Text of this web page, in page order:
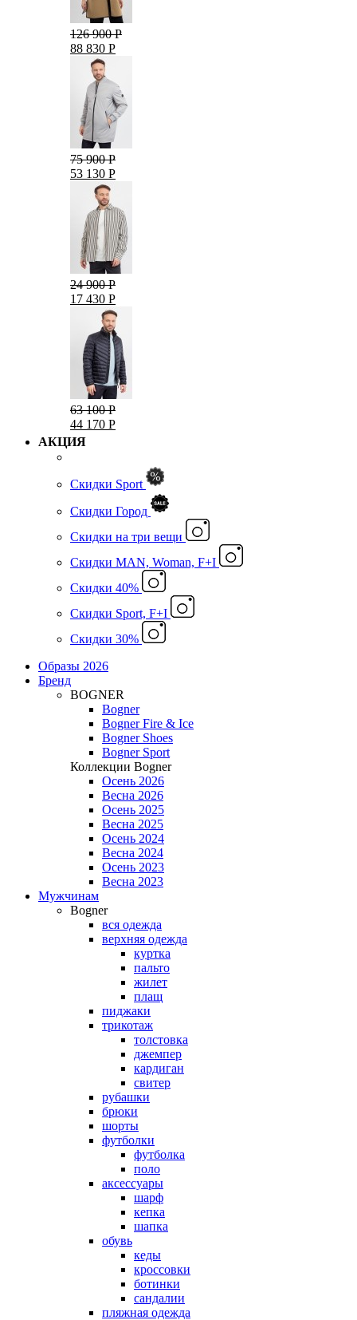
126 900 Р
88 830 Р
75 900 Р
53 130 Р
24 900 Р
17 430 Р
63 100 Р
44 170 Р
АКЦИЯ
Скидки Sport
Скидки Город
Cкидки на три вещи
Скидки MAN, Woman, F+I
Скидки 40%
Скидки Sport, F+I
Скидки 30%
Образы 2026
Бренд
BOGNER
Bogner
Bogner Fire & Ice
Bogner Shoes
Bogner Sport
Коллекции Bogner
Осень 2026
Весна 2026
Осень 2025
Весна 2025
Осень 2024
Весна 2024
Осень 2023
Весна 2023
Мужчинам
Bogner
вся одежда
верхняя одежда
куртка
пальто
жилет
плащ
пиджаки
трикотаж
толстовка
джемпер
кардиган
свитер
рубашки
брюки
шорты
футболки
футболка
поло
аксессуары
шарф
кепка
шапка
обувь
кеды
кроссовки
ботинки
сандалии
пляжная одежда